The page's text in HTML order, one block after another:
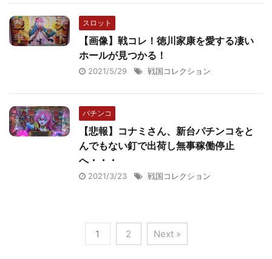
スロット
【画像】戦コレ！徳川家康を愛する凄い
ホールが見つかる！
2021/5/29 戦国コレクション
パチンコ
【悲報】コナミさん、新台パチンコをと
んでもない釘で出荷し無事稼働停止
へ・・・
2021/3/23 戦国コレクション
1 2 Next »